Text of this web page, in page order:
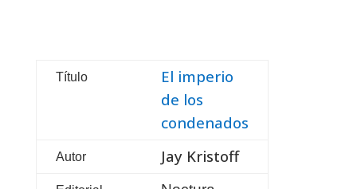
Título
El imperio
de los
condenados
Autor Jay Kristoff